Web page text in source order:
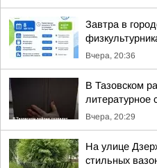
Завтра в
Вчера, 20:36
В Тазовском
литературное
Вчера, 20:29
На улице
стильных